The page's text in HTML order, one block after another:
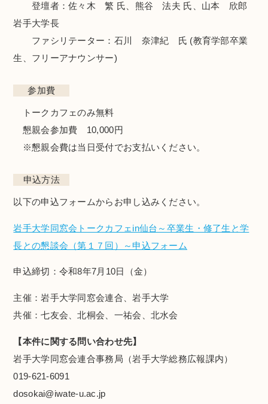
登壇者：佐々木 繁 氏、熊谷 法夫 氏、山本 欣郎
岩手大学長
ファシリテーター：石川 奈津紀 氏 (教育学部卒業
生、フリーアナウンサー)
参加費
トークカフェのみ無料
懇親会参加費 10,000円
※懇親会費は当日受付でお支払いください。
申込方法
以下の申込フォームからお申し込みください。
岩手大学同窓会トークカフェin仙台～卒業生・修了生と学
長との懇談会（第１７回）～申込フォーム
申込締切：令和8年7月10日（金）
主催：岩手大学同窓会連合、岩手大学
共催：七友会、北桐会、一祐会、北水会
【本件に関する問い合わせ先】
岩手大学同窓会連合事務局（岩手大学総務広報課内）
019‐621‐6091
dosokai@iwate-u.ac.jp